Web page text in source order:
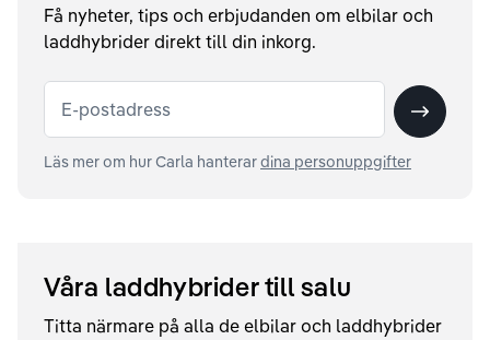
Få nyheter, tips och erbjudanden om elbilar och
laddhybrider direkt till din inkorg.
E-postadress Skicka
Läs mer om hur Carla hanterardina personuppgifter
Våra laddhybrider till salu
Titta närmare på alla de elbilar och laddhybrider